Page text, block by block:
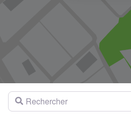
Rechercher